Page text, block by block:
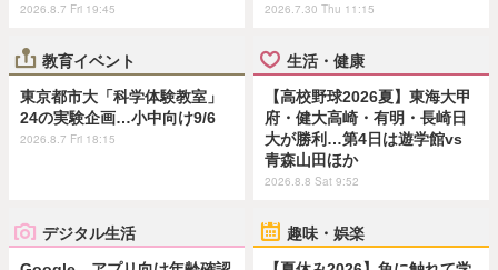
2026.8.7 Fri 19:45 2026.7.30 Thu 11:15
教育イベント
東京都市大「科学体験教室」
24の実験企画…小中向け9/6
2026.8.7 Fri 18:15
生活・健康
【高校野球2026夏】東海大甲
府・健大高崎・有明・長崎日
大が勝利…第4日は遊学館vs
青森山田ほか
2026.8.8 Sat 9:52
デジタル生活 趣味・娯楽